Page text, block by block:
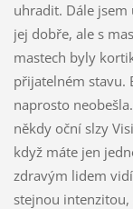
uhradit. Dále jsem
jej dobře, ale s
mastech byly
přijatelném stavu.
naprosto
někdy oční slzy
když máte jen
zdravým lidem
stejnou intenzitou,